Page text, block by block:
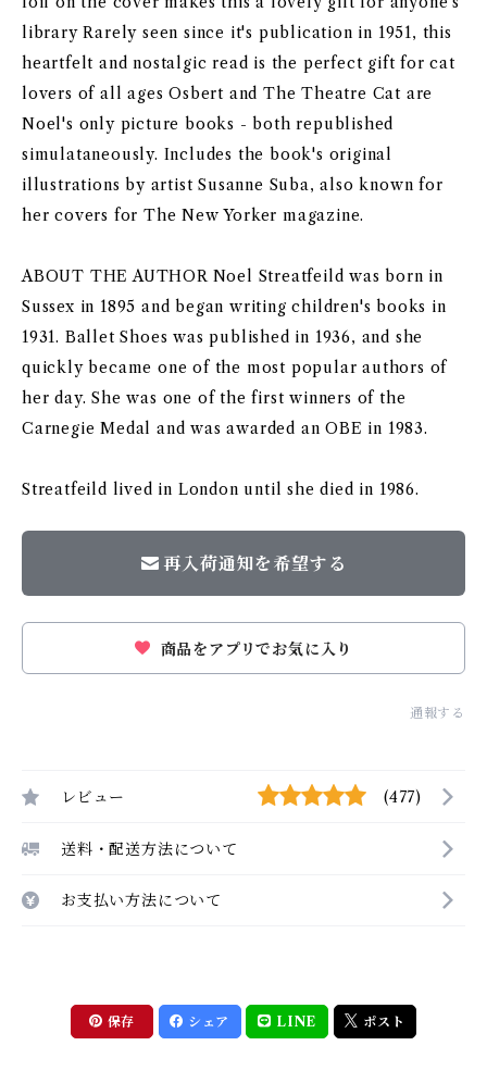
library Rarely seen since it's publication in 1951, this
heartfelt and nostalgic read is the perfect gift for cat
lovers of all ages Osbert and The Theatre Cat are
Noel's only picture books - both republished
simulataneously. Includes the book's original
illustrations by artist Susanne Suba, also known for
her covers for The New Yorker magazine.
ABOUT THE AUTHOR Noel Streatfeild was born in
Sussex in 1895 and began writing children's books in
1931. Ballet Shoes was published in 1936, and she
quickly became one of the most popular authors of
her day. She was one of the first winners of the
Carnegie Medal and was awarded an OBE in 1983.
Streatfeild lived in London until she died in 1986.
再入荷通知を希望する
商品をアプリでお気に入り
通報する
レビュー (477)
送料・配送方法について
お支払い方法について
保存 シェア LINE ポスト